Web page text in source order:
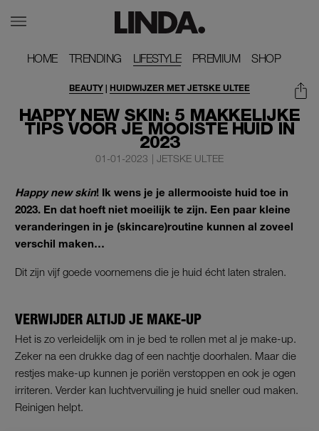
HOME
HOME TRENDING
TRENDING LIFESTYLE PREMIUM
PREMIUM SHOP
SHOP
HAPPY NEW SKIN: 5 MAKKELIJKE
TIPS VOOR JE MOOISTE HUID IN
2023
BEAUTY | HUIDWIJZER MET JETSKE ULTEE
01-01-2023 | JETSKE ULTEE
Happy new skin! Ik wens je je allermooiste huid toe in
2023. En dat hoeft niet moeilijk te zijn. Een paar kleine
veranderingen in je (skincare)routine kunnen al zoveel
verschil maken…
Dit zijn vijf goede voornemens die je huid écht laten stralen.
VERWIJDER ALTIJD JE MAKE-UP
Het is zo verleidelijk om in je bed te rollen met al je make-up.
Zeker na een drukke dag of een nachtje doorhalen. Maar die
restjes make-up kunnen je poriën verstoppen en ook je ogen
irriteren. Verder kan luchtvervuiling je huid sneller oud maken.
Reinigen helpt.